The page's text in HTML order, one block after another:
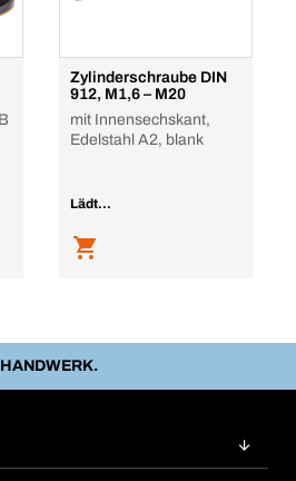
Zylinderschraube DIN
912, M1,6 – M20
mit Innensechskant,
Edelstahl A2, blank
Lädt...